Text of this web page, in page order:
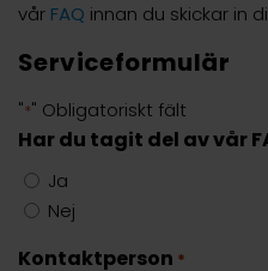
vår FAQ innan du skickar in
Serviceformulär
"*" Obligatoriskt fält
Har du tagit del av vår
Ja
Nej
Kontaktperson *